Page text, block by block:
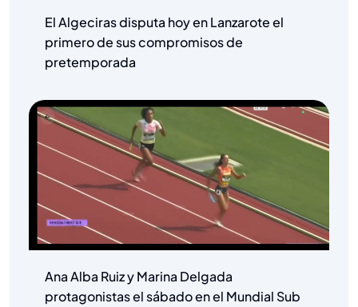
El Algeciras disputa hoy en Lanzarote el
primero de sus compromisos de
pretemporada
Ana Alba Ruiz y Marina Delgada
protagonistas el sábado en el Mundial Sub